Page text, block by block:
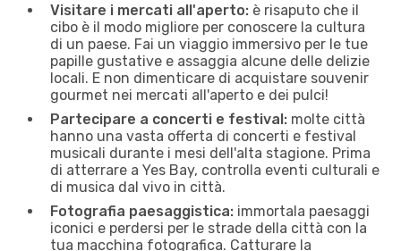
Visitare i mercati all'aperto: è risaputo che il
cibo è il modo migliore per conoscere la cultura
di un paese. Fai un viaggio immersivo per le tue
papille gustative e assaggia alcune delle delizie
locali. E non dimenticare di acquistare souvenir
gourmet nei mercati all'aperto e dei pulci!
Partecipare a concerti e festival: molte città
hanno una vasta offerta di concerti e festival
musicali durante i mesi dell'alta stagione. Prima
di atterrare a Yes Bay, controlla eventi culturali e
di musica dal vivo in città.
Fotografia paesaggistica: immortala paesaggi
iconici e perdersi per le strade della città con la
tua macchina fotografica. Catturare la